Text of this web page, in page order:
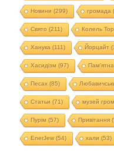
Новини (299) громада
Свято (211) Колель
Ханука (111) Йорцайт
Хасидізм (97)
Песах(85)
Статьи (71) музей
Пурім (57) Привітання
EnerJew(54) хали (53)